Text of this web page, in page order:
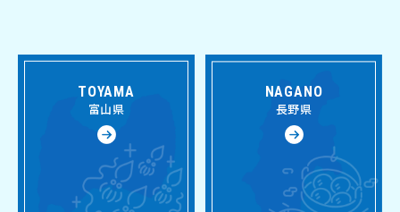
TOYAMA
富山県
NAGANO
長野県